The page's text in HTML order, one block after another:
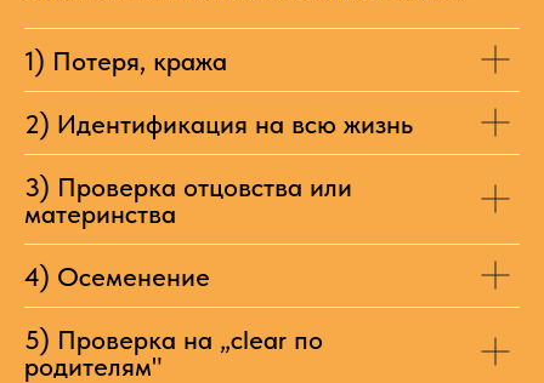
1) Потеря, кража
2) Идентификация на всю жизнь
3) Проверка отцовства или
материнства
4) Осеменение
5) Проверка на „clear по
родителям"